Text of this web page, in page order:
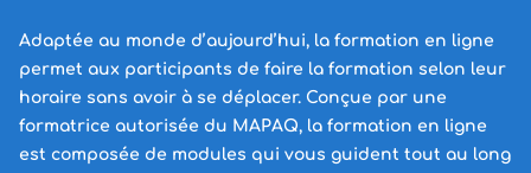
Adaptée au monde d’aujourd’hui, la formation en ligne
permet aux participants de faire la formation selon leur
horaire sans avoir à se déplacer. Conçue par une
formatrice autorisée du MAPAQ, la formation en ligne
est composée de modules qui vous guident tout au long